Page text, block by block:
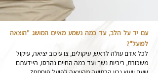
עם יד על הלב, עד כמה נשמע מאיים המושג "הוצאה
לפועל"?
לכל אדם עולה לראש, עיקולים, צו עיכוב יציאה, עיקול
משכורת, ריביות נשך ועד כמה החיים נהרסו, היידעתם